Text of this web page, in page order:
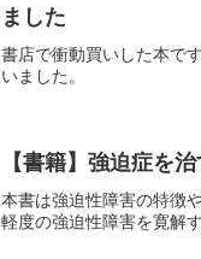
ました
書店で衝動買いした本で
いました。
【書籍】強迫症を
本書は強迫性障害の特徴
軽度の強迫性障害を寛解